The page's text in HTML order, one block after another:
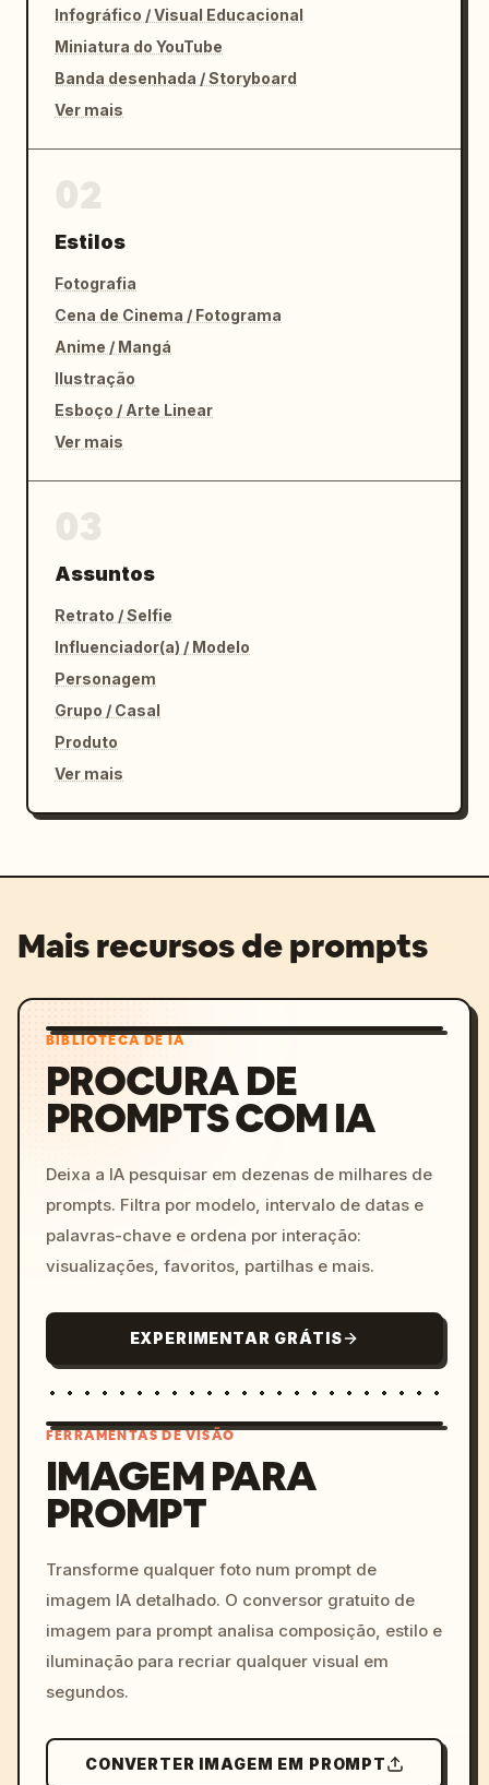
Infográfico / Visual Educacional
Miniatura do YouTube
Banda desenhada / Storyboard
Ver mais
Estilos
Fotografia
Cena de Cinema / Fotograma
Anime / Mangá
Ilustração
Esboço / Arte Linear
Ver mais
Assuntos
Retrato / Selfie
Influenciador(a) / Modelo
Personagem
Grupo / Casal
Produto
Ver mais
Mais recursos de prompts
BIBLIOTECA DE IA
PROCURA DE
PROMPTS COM IA
Deixa a IA pesquisar em dezenas de milhares de
prompts. Filtra por modelo, intervalo de datas e
palavras-chave e ordena por interação:
visualizações, favoritos, partilhas e mais.
EXPERIMENTAR GRÁTIS
colors, 8k --v 6.0
FERRAMENTAS DE VISÃO
IMAGEM PARA
PROMPT
Transforme qualquer foto num prompt de
imagem IA detalhado. O conversor gratuito de
imagem para prompt analisa composição, estilo e
iluminação para recriar qualquer visual em
segundos.
CONVERTER IMAGEM EM PROMPT